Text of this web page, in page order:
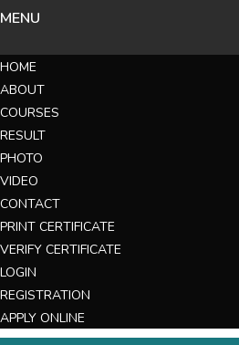
MENU
HOME
ABOUT
COURSES
RESULT
PHOTO
VIDEO
CONTACT
PRINT CERTIFICATE
VERIFY CERTIFICATE
LOGIN
REGISTRATION
APPLY ONLINE